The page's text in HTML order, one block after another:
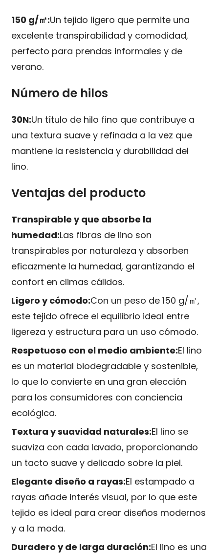
150 g/㎡:Un tejido ligero que permite una
excelente transpirabilidad y comodidad,
perfecto para prendas informales y de
verano.
Número de hilos
30N:Un título de hilo fino que contribuye a
una textura suave y refinada a la vez que
mantiene la resistencia y durabilidad del
lino.
Ventajas del producto
Transpirable y que absorbe la
humedad:Las fibras de lino son
transpirables por naturaleza y absorben
eficazmente la humedad, garantizando el
confort en climas cálidos.
Ligero y cómodo:Con un peso de 150 g/㎡,
este tejido ofrece el equilibrio ideal entre
ligereza y estructura para un uso cómodo.
Respetuoso con el medio ambiente:El lino
es un material biodegradable y sostenible,
lo que lo convierte en una gran elección
para los consumidores con conciencia
ecológica.
Textura y suavidad naturales:El lino se
suaviza con cada lavado, proporcionando
un tacto suave y delicado sobre la piel.
Elegante diseño a rayas:El estampado a
rayas añade interés visual, por lo que este
tejido es ideal para crear diseños modernos
y a la moda.
Duradero y de larga duración:El lino es una